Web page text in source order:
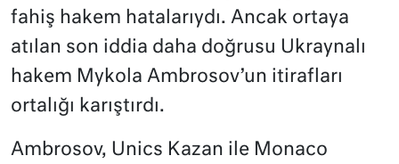
fahiş hakem hatalarıydı. Ancak ortaya
atılan son iddia daha doğrusu Ukraynalı
hakem Mykola Ambrosov’un itirafları
ortalığı karıştırdı.
Ambrosov, Unics Kazan ile Monaco